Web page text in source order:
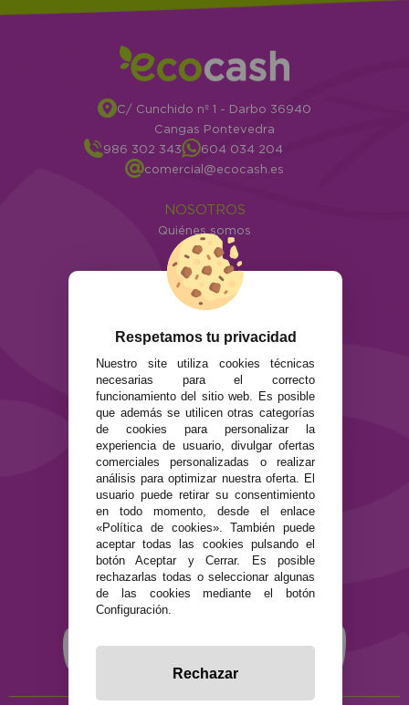
C/ Cunchido nº 1 - Darbo 36940
Cangas Pontevedra
986 302 343
604 034 204
comercial@ecocash.es
NOSOTROS
Quiénes somos
Info
ATENCIÓN AL CLIENTE
Envíos y devoluciones
Formas de pago
Contacto
SEGURIDAD Y PRIVACIDAD
Términos y condiciones de uso
Política de privacidad
Política de cookies
Respetamos tu privacidad
Nuestro site utiliza cookies técnicas
necesarias para el correcto
funcionamiento del sitio web. Es posible
que además se utilicen otras categorías
de cookies para personalizar la
experiencia de usuario, divulgar ofertas
comerciales personalizadas o realizar
análisis para optimizar nuestra oferta. El
usuario puede retirar su consentimiento
en todo momento, desde el enlace
«Política de cookies». También puede
aceptar todas las cookies pulsando el
botón Aceptar y Cerrar. Es posible
rechazarlas todas o seleccionar algunas
de las cookies mediante el botón
Configuración.
Rechazar